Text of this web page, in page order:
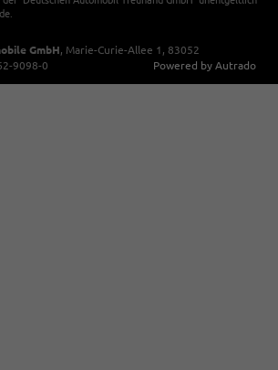
GmbH, Marie-Curie-Allee 1 , 83052
9098-0 Powered by Autrado